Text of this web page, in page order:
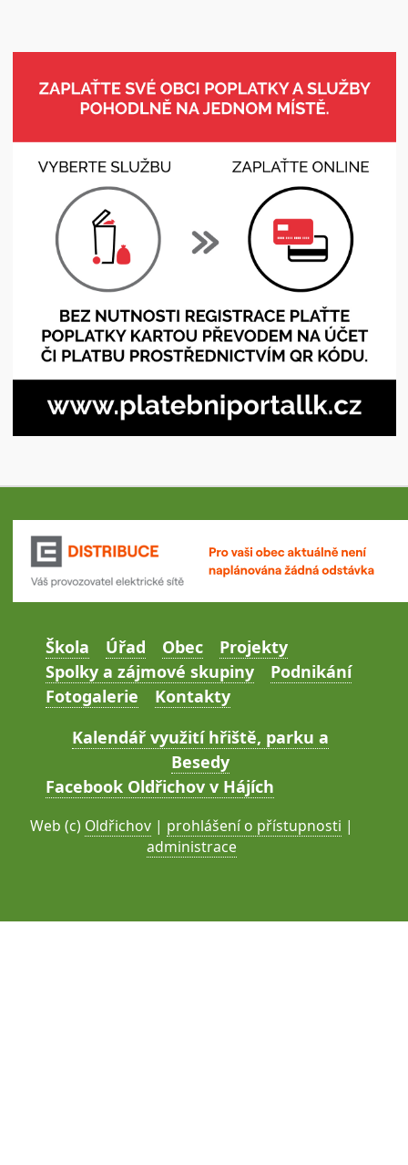
Škola Úřad Obec
Projekty
Spolky a zájmové skupiny
Podnikání
Fotogalerie
Kontakty
Kalendář využití hřiště, parku a
Besedy
Facebook Oldřichov v Hájích
Web (c) Oldřichov | prohlášení o přístupnosti |
administrace